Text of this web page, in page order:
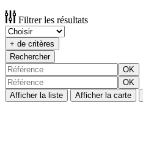
Filtrer les résultats
+ de critères
Rechercher
OK
OK
Afficher la liste
Afficher la carte